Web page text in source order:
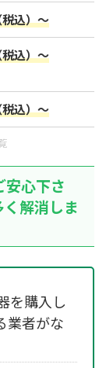
込）～
込）～
込）～
安心下さ
解消しま
を購入し
業者がな